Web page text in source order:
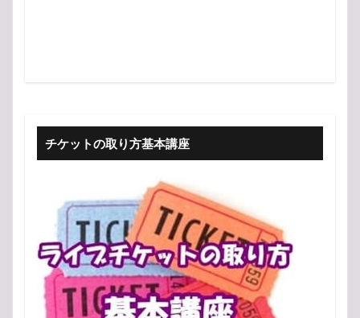
チケットの取り方基本講座